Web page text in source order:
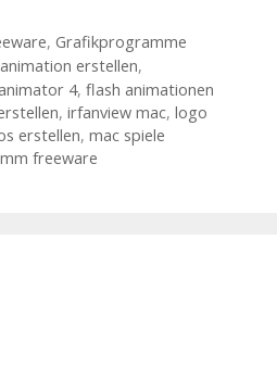
, Grafikprogramme
animation erstellen,
4, flash animationen
, irfanview mac, logo
erstellen, mac spiele
freeware